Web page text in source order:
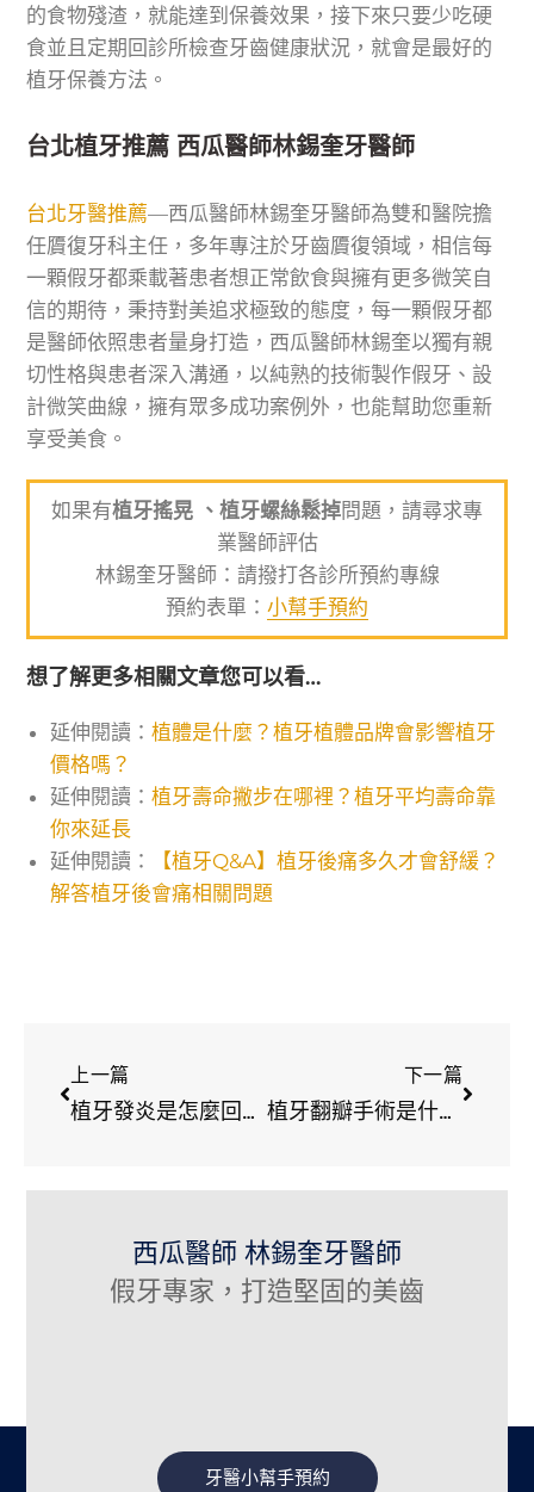
的食物殘渣，就能達到保養效果，接下來只要少吃硬
食並且定期回診所檢查牙齒健康狀況，就會是最好的
植牙保養方法。
台北植牙推薦 西瓜醫師林錫奎牙醫師
台北牙醫推薦—西瓜醫師林錫奎牙醫師為雙和醫院擔
任贗復牙科主任，多年專注於牙齒贗復領域，相信每
一顆假牙都乘載著患者想正常飲食與擁有更多微笑自
信的期待，秉持對美追求極致的態度，每一顆假牙都
是醫師依照患者量身打造，西瓜醫師林錫奎以獨有親
切性格與患者深入溝通，以純熟的技術製作假牙、設
計微笑曲線，擁有眾多成功案例外，也能幫助您重新
享受美食。
如果有植牙搖晃 、植牙螺絲鬆掉問題，請尋求專
業醫師評估
林錫奎牙醫師：請撥打各診所預約專線
預約表單： 小幫手預約
想了解更多相關文章您可以看…
延伸閱讀：植體是什麼？植牙植體品牌會影響植牙
價格嗎？
延伸閱讀：植牙壽命撇步在哪裡？植牙平均壽命靠
你來延長
延伸閱讀：
【植牙Q&A】植牙後痛多久才會舒緩？
解答植牙後會痛相關問題
上一篇
植牙發炎是怎麼回事？為什麼植牙會發炎？
下一篇
植牙翻瓣手術是什麼？植牙一定要翻瓣手術嗎？
西瓜醫師 林錫奎牙醫師
假牙專家，打造堅固的美齒
牙醫小幫手預約